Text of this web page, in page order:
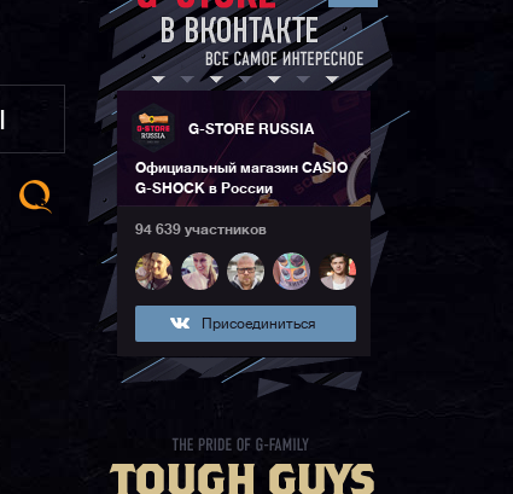
G-STORE RUSSIA
Официальный магазин CASIO
G-SHOCK в России
94 639 участников
Присоединиться